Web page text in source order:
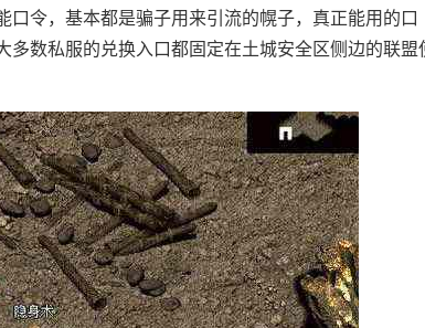
令，基本都是骗子用来引流的幌子，真正能用的口
数私服的兑换入口都固定在土城安全区侧边的联盟